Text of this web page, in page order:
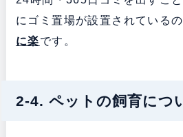
にゴミ置場が設置されているの
に楽です。
2-4. ペットの飼育につ